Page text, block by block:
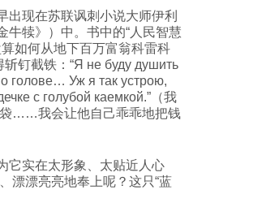
现在苏联讽刺小说大师伊利
牛犊》）中。书中的“人民智慧
如何从地下百万富翁科雷科
斩钉截铁：“Я не буду душить
голове… Уж я так устрою,
с голубой каемкой.”（我
……我会让他自己乖乖地把钱
实在太形象、太贴近人心
漂漂亮亮地奉上呢？这只“蓝